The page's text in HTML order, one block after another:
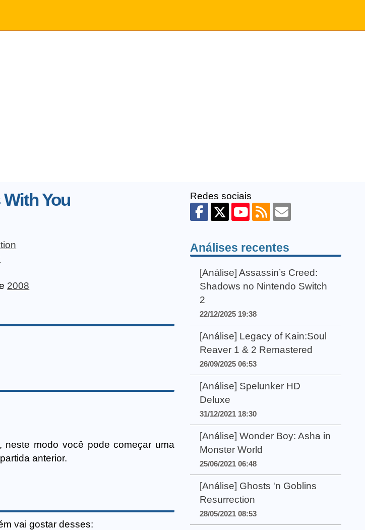
You
2008
modo você pode começar uma
anterior.
vai gostar desses:
Redes sociais
Análises recentes
[Análise] Assassin’s Creed:
Shadows no Nintendo Switch
2
22/12/2025 19:38
[Análise] Legacy of Kain:Soul
Reaver 1 & 2 Remastered
26/09/2025 06:53
[Análise] Spelunker HD
Deluxe
31/12/2021 18:30
[Análise] Wonder Boy: Asha in
Monster World
25/06/2021 06:48
[Análise] Ghosts 'n Goblins
Resurrection
28/05/2021 08:53